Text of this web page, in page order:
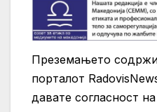
Преземањето
порталот
давате согласност